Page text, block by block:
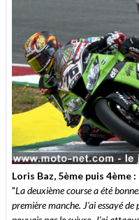
Loris Baz, 5ème puis 4ème :
"La deuxième course a été
première manche. J'ai essayé